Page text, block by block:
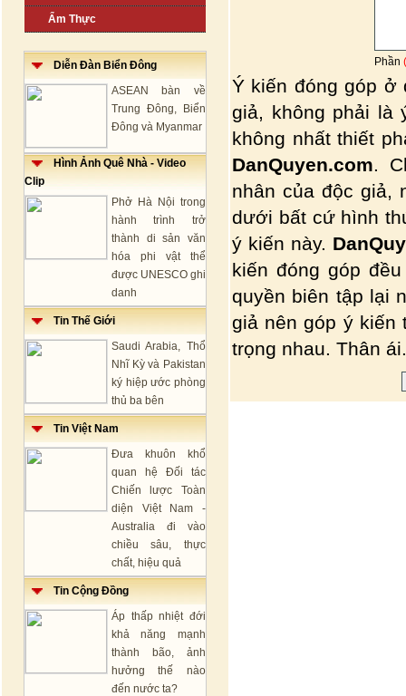
Ẩm Thực
Diễn Đàn Biển Đông
ASEAN bàn về
Trung Đông, Biển
Đông và Myanmar
Hình Ảnh Quê Nhà - Video
Clip
Phở Hà Nội trong
hành trình trở
thành di sản văn
hóa phi vật thể
được UNESCO ghi
danh
Tin Thế Giới
Saudi Arabia, Thổ
Nhĩ Kỳ và Pakistan
ký hiệp ước phòng
thủ ba bên
Tin Việt Nam
Đưa khuôn khổ
quan hệ Đối tác
Chiến lược Toàn
diện Việt Nam -
Australia đi vào
chiều sâu, thực
chất, hiệu quả
Tin Cộng Đồng
Áp thấp nhiệt đới
khả năng mạnh
thành bão, ảnh
hưởng thế nào
đến nước ta?
Phần
Ý kiến đóng góp ở
giả, không phải là
không nhất thiết
DanQuyen.com.
nhân của độc giả,
dưới bất cứ hình
ý kiến này.
kiến đóng góp
quyền biên tập lại
giả nên góp ý kiến
trọng nhau. Thân